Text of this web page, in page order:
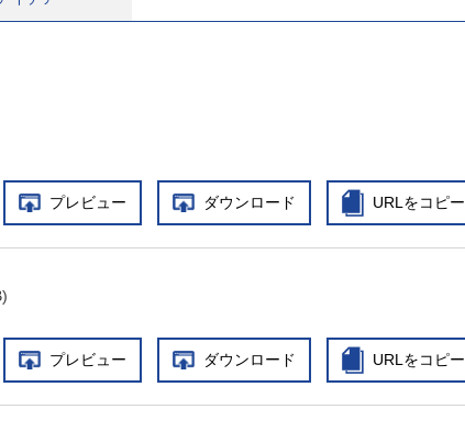
プレビュー ダウンロード URLをコピー
プレビュー ダウンロード URLをコピー